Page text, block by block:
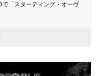
「スターティング・オーヴ